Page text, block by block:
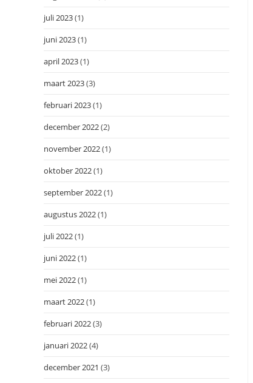
juli 2023(1)
juni 2023(1)
april 2023(1)
maart 2023(3)
februari 2023(1)
december 2022(2)
november 2022(1)
oktober 2022(1)
september 2022(1)
augustus 2022(1)
juli 2022(1)
juni 2022(1)
mei 2022(1)
maart 2022(1)
februari 2022(3)
januari 2022(4)
december 2021 (3)